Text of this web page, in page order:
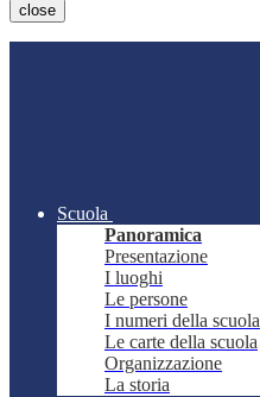
close
Scuola
Panoramica
Presentazione
I luoghi
Le persone
I numeri della scuola
Le carte della scuola
Organizzazione
La storia